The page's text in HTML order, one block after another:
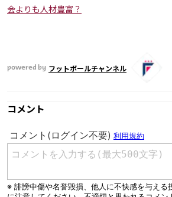
運営会社
会よりも人材豊富？
powered by フットボールチャンネル
コメント